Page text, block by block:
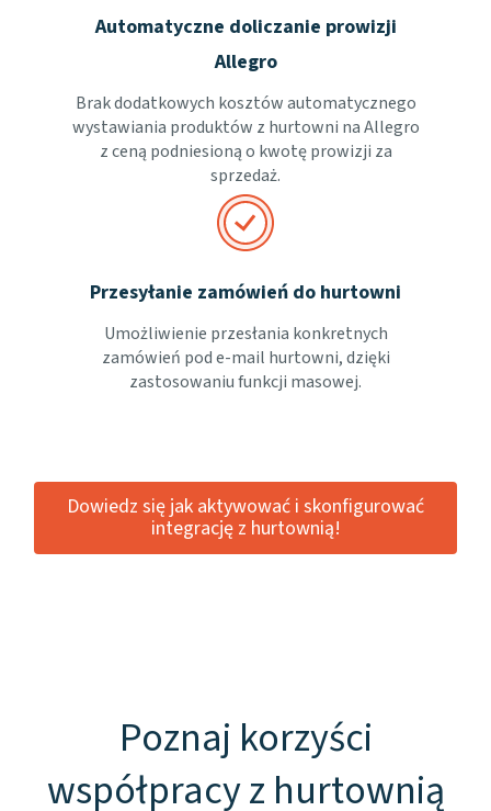
Automatyczne doliczanie prowizji
Allegro
Brak dodatkowych kosztów automatycznego
wystawiania produktów z hurtowni na Allegro
z ceną podniesioną o kwotę prowizji za
sprzedaż.
Przesyłanie zamówień do hurtowni
Umożliwienie przesłania konkretnych
zamówień pod e-mail hurtowni, dzięki
zastosowaniu funkcji masowej.
Dowiedz się jak aktywować i skonfigurować
integrację z hurtownią!
Poznaj korzyści
współpracy z hurtownią